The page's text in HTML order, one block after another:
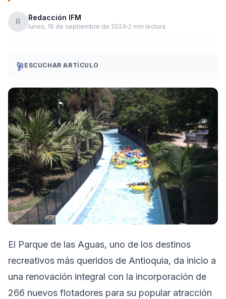
R Redacción IFM
lunes, 16 de septiembre de 2024 2 min lectura
ESCUCHAR ARTÍCULO
El Parque de las Aguas, uno de los destinos
recreativos más queridos de Antioquia, da inicio a
una renovación integral con la incorporación de
266 nuevos flotadores para su popular atracción